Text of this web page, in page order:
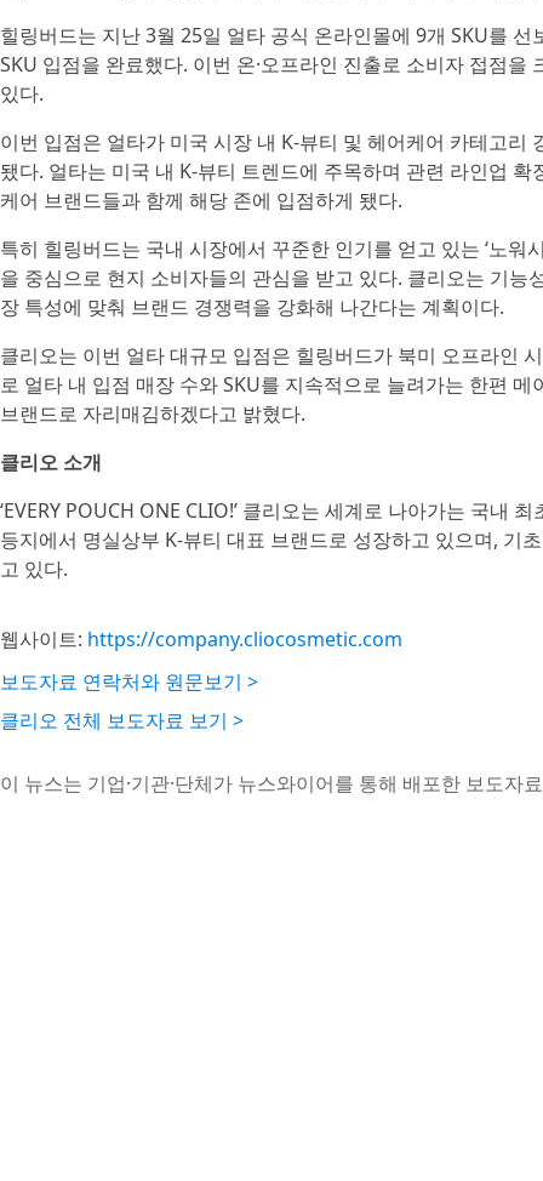
힐링버드는 지난 3월 25일 얼타 공식 온라인몰에 9개 SKU를
SKU 입점을 완료했다. 이번 온·오프라인 진출로 소비자 접점
있다.
이번 입점은 얼타가 미국 시장 내 K-뷰티 및 헤어케어 카테고리
됐다. 얼타는 미국 내 K-뷰티 트렌드에 주목하며 관련 라인업
케어 브랜드들과 함께 해당 존에 입점하게 됐다.
특히 힐링버드는 국내 시장에서 꾸준한 인기를 얻고 있는 ‘노워
을 중심으로 현지 소비자들의 관심을 받고 있다. 클리오는 기
장 특성에 맞춰 브랜드 경쟁력을 강화해 나간다는 계획이다.
클리오는 이번 얼타 대규모 입점은 힐링버드가 북미 오프라인
로 얼타 내 입점 매장 수와 SKU를 지속적으로 늘려가는 한편
브랜드로 자리매김하겠다고 밝혔다.
클리오 소개
‘EVERY POUCH ONE CLIO!’ 클리오는 세계로 나아가는 국내
등지에서 명실상부 K-뷰티 대표 브랜드로 성장하고 있으며, 기
고 있다.
웹사이트: https://company.cliocosmetic.com
보도자료 연락처와 원문보기 >
클리오 전체 보도자료 보기 >
이 뉴스는 기업·기관·단체가 뉴스와이어를 통해 배포한 보도자